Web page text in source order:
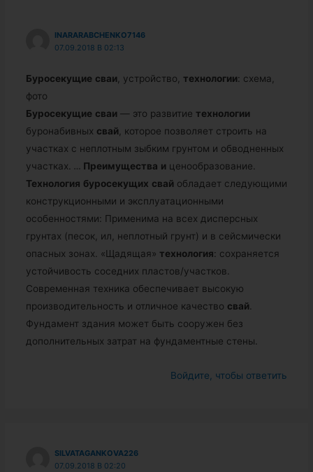
INARARABCHENKO7146
07.09.2018 В 02:13
Буросекущие сваи, устройство, технологии: схема,
фото
Буросекущие сваи — это развитие технологии
буронабивных свай, которое позволяет строить на
участках с неплотным зыбким грунтом и обводненных
участках. … Преимущества и ценообразование.
Технология буросекущих свай обладает следующими
конструкционными и эксплуатационными
особенностями: Применима на всех дисперсных
грунтах (песок, ил, неплотный грунт) и в сейсмически
опасных зонах. «Щадящая» технология: сохраняется
устойчивость соседних пластов/участков.
Современная техника обеспечивает высокую
производительность и отличное качество свай.
Фундамент здания может быть сооружен без
дополнительных затрат на фундаментные стены.
Войдите, чтобы ответить
SILVATAGANKOVA226
07.09.2018 В 02:20